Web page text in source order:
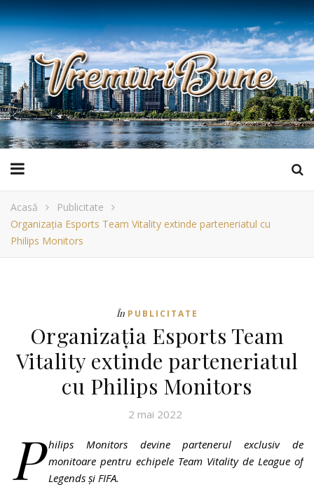
Acasă
Publicitate
Organizația Esports Team Vitality extinde parteneriatul cu
Philips Monitors
În PUBLICITATE
Organizația Esports Team
Vitality extinde parteneriatul
cu Philips Monitors
2 mai 2022
P hilips Monitors devine partenerul exclusiv de
monitoare pentru echipele Team Vitality de League of
Legends și FIFA.